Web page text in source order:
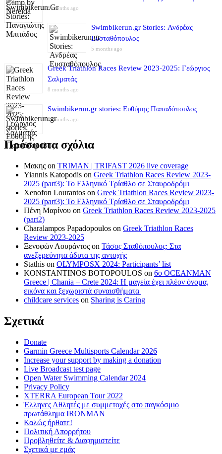
5 months ago
Swimbikerun.gr Stories: Ανδρέας
Ευσταθόπουλος
5 months ago
Greek Triathlon Races Review 2023-2025: Γεώργιος
Σαλματάς
8 months ago
Swimbikerun.gr stories: Ευθύμης Παπαδόπουλος
8 months ago
Πρόσφατα σχόλια
Μακης on TRIMAN | TRIFAST 2026 live coverage
Yiannis Katopodis on Greek Triathlon Races Review 2023-
2025 (part3): Το Ελληνικό Τρίαθλο σε Σταυροδρόμι
Xenofon Lourantos on Greek Triathlon Races Review 2023-
2025 (part3): Το Ελληνικό Τρίαθλο σε Σταυροδρόμι
Πένη Μαρίνου on Greek Triathlon Races Review 2023-2025
(part2)
Charalampos Papadopoulos on Greek Triathlon Races
Review 2023-2025
Ξενοφών Λουράντος on Τάσος Σταθόπουλος: Στα
ανεξερεύνητα άδυτα της αντοχής
Stathis on OLYMPOSX 2024: Participants’ list
KONSTANTINOS BOTOPOULOS on 6ο OCEANMAN
Greece | Chania – Crete 2024: Η μαγεία έχει πλέον όνομα,
εικόνα και ξεχωριστά συναισθήματα
childcare services on Sharing is Caring
Σχετικά
Donate
Garmin Greece Multisports Calendar 2026
Increase your support by making a donation
Live Broadcast test page
Open Water Swimming Calendar 2024
Privacy Policy
XTERRA European Tour 2022
Έλληνες Αθλητές με συμμετοχές στο παγκόσμιο
πρωτάθλημα IRONMAN
Καλώς ήρθατε!
Πολιτική Απορρήτου
Προβληθείτε & Διαφημιστείτε
Σχετικά με εμάς